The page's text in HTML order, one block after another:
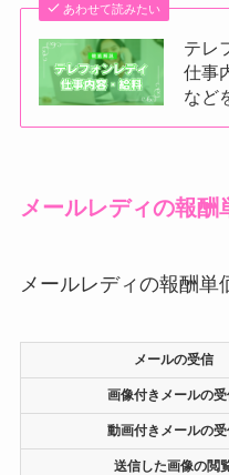
あわせて読みたい
テレ
仕事
など
メールレディの報酬
メールレディの報酬単
メールの受信
画像付きメールの
動画付きメールの
送信した画像の閲